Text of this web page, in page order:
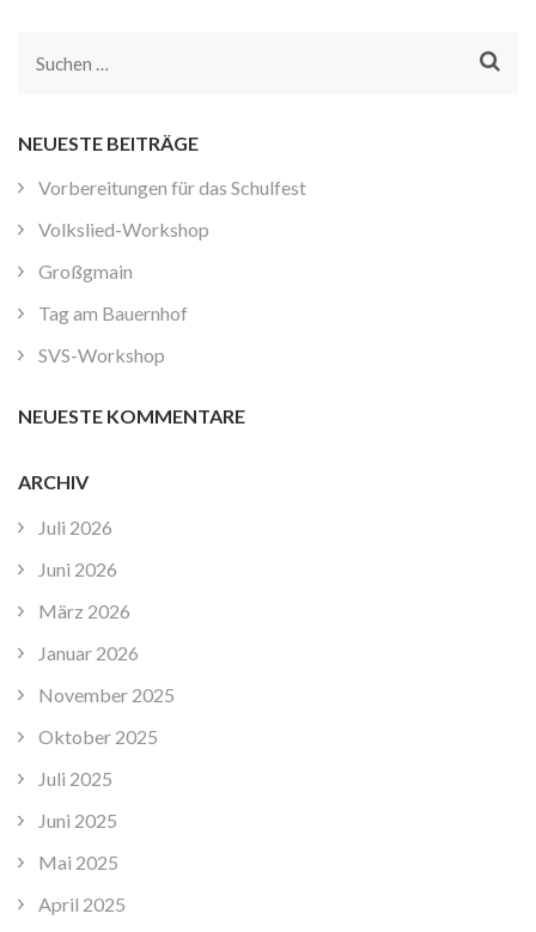
Suchen
NEUESTE BEITRÄGE
Vorbereitungen für das Schulfest
Volkslied-Workshop
Großgmain
Tag am Bauernhof
SVS-Workshop
NEUESTE KOMMENTARE
ARCHIV
Juli 2026
Juni 2026
März 2026
Januar 2026
November 2025
Oktober 2025
Juli 2025
Juni 2025
Mai 2025
April 2025